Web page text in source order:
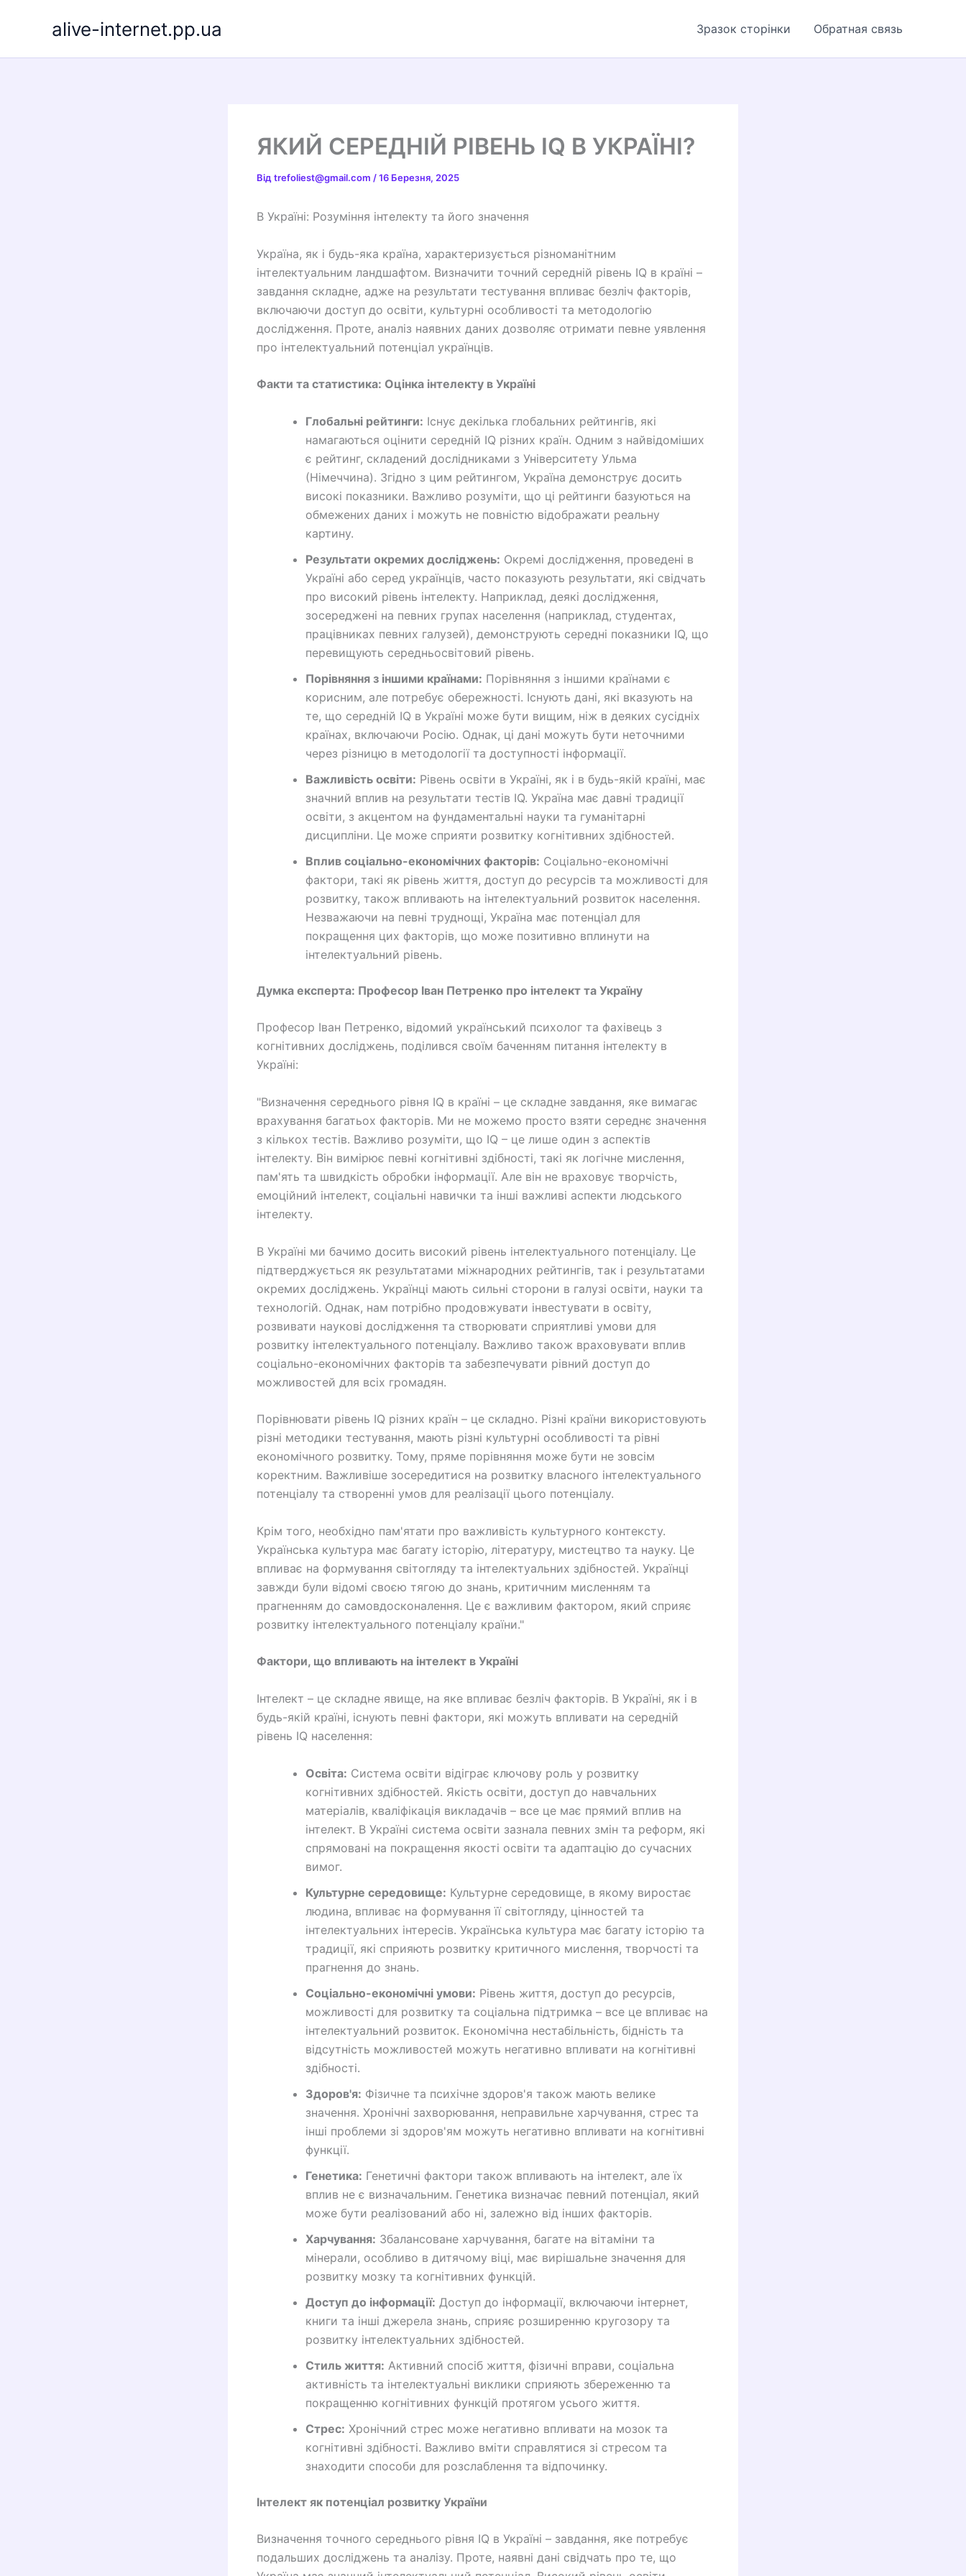
alive-internet.pp.ua Зразок сторінки Обратная связь
ЯКИЙ СЕРЕДНІЙ РІВЕНЬ IQ В УКРАЇНІ?
Від trefoliest@gmail.com /16 Березня, 2025
В Україні: Розуміння інтелекту та його значення
Україна, як і будь-яка країна, характеризується різноманітним
інтелектуальним ландшафтом. Визначити точний середній рівень IQ в країні –
завдання складне, адже на результати тестування впливає безліч факторів,
включаючи доступ до освіти, культурні особливості та методологію
дослідження. Проте, аналіз наявних даних дозволяє отримати певне уявлення
про інтелектуальний потенціал українців.
Факти та статистика: Оцінка інтелекту в Україні
Глобальні рейтинги: Існує декілька глобальних рейтингів, які
намагаються оцінити середній IQ різних країн. Одним з найвідоміших
є рейтинг, складений дослідниками з Університету Ульма
(Німеччина). Згідно з цим рейтингом, Україна демонструє досить
високі показники. Важливо розуміти, що ці рейтинги базуються на
обмежених даних і можуть не повністю відображати реальну
картину.
Результати окремих досліджень: Окремі дослідження, проведені в
Україні або серед українців, часто показують результати, які свідчать
про високий рівень інтелекту. Наприклад, деякі дослідження,
зосереджені на певних групах населення (наприклад, студентах,
працівниках певних галузей), демонструють середні показники IQ, що
перевищують середньосвітовий рівень.
Порівняння з іншими країнами: Порівняння з іншими країнами є
корисним, але потребує обережності. Існують дані, які вказують на
те, що середній IQ в Україні може бути вищим, ніж в деяких сусідніх
країнах, включаючи Росію. Однак, ці дані можуть бути неточними
через різницю в методології та доступності інформації.
Важливість освіти: Рівень освіти в Україні, як і в будь-якій країні, має
значний вплив на результати тестів IQ. Україна має давні традиції
освіти, з акцентом на фундаментальні науки та гуманітарні
дисципліни. Це може сприяти розвитку когнітивних здібностей.
Вплив соціально-економічних факторів: Соціально-економічні
фактори, такі як рівень життя, доступ до ресурсів та можливості для
розвитку, також впливають на інтелектуальний розвиток населення.
Незважаючи на певні труднощі, Україна має потенціал для
покращення цих факторів, що може позитивно вплинути на
інтелектуальний рівень.
Думка експерта: Професор Іван Петренко про інтелект та Україну
Професор Іван Петренко, відомий український психолог та фахівець з
когнітивних досліджень, поділився своїм баченням питання інтелекту в
Україні:
"Визначення середнього рівня IQ в країні – це складне завдання, яке вимагає
врахування багатьох факторів. Ми не можемо просто взяти середнє значення
з кількох тестів. Важливо розуміти, що IQ – це лише один з аспектів
інтелекту. Він вимірює певні когнітивні здібності, такі як логічне мислення,
пам'ять та швидкість обробки інформації. Але він не враховує творчість,
емоційний інтелект, соціальні навички та інші важливі аспекти людського
інтелекту.
В Україні ми бачимо досить високий рівень інтелектуального потенціалу. Це
підтверджується як результатами міжнародних рейтингів, так і результатами
окремих досліджень. Українці мають сильні сторони в галузі освіти, науки та
технологій. Однак, нам потрібно продовжувати інвестувати в освіту,
розвивати наукові дослідження та створювати сприятливі умови для
розвитку інтелектуального потенціалу. Важливо також враховувати вплив
соціально-економічних факторів та забезпечувати рівний доступ до
можливостей для всіх громадян.
Порівнювати рівень IQ різних країн – це складно. Різні країни використовують
різні методики тестування, мають різні культурні особливості та рівні
економічного розвитку. Тому, пряме порівняння може бути не зовсім
коректним. Важливіше зосередитися на розвитку власного інтелектуального
потенціалу та створенні умов для реалізації цього потенціалу.
Крім того, необхідно пам'ятати про важливість культурного контексту.
Українська культура має багату історію, літературу, мистецтво та науку. Це
впливає на формування світогляду та інтелектуальних здібностей. Українці
завжди були відомі своєю тягою до знань, критичним мисленням та
прагненням до самовдосконалення. Це є важливим фактором, який сприяє
розвитку інтелектуального потенціалу країни."
Фактори, що впливають на інтелект в Україні
Інтелект – це складне явище, на яке впливає безліч факторів. В Україні, як і в
будь-якій країні, існують певні фактори, які можуть впливати на середній
рівень IQ населення:
Освіта: Система освіти відіграє ключову роль у розвитку
когнітивних здібностей. Якість освіти, доступ до навчальних
матеріалів, кваліфікація викладачів – все це має прямий вплив на
інтелект. В Україні система освіти зазнала певних змін та реформ, які
спрямовані на покращення якості освіти та адаптацію до сучасних
вимог.
Культурне середовище: Культурне середовище, в якому виростає
людина, впливає на формування її світогляду, цінностей та
інтелектуальних інтересів. Українська культура має багату історію та
традиції, які сприяють розвитку критичного мислення, творчості та
прагнення до знань.
Соціально-економічні умови: Рівень життя, доступ до ресурсів,
можливості для розвитку та соціальна підтримка – все це впливає на
інтелектуальний розвиток. Економічна нестабільність, бідність та
відсутність можливостей можуть негативно впливати на когнітивні
здібності.
Здоров'я: Фізичне та психічне здоров'я також мають велике
значення. Хронічні захворювання, неправильне харчування, стрес та
інші проблеми зі здоров'ям можуть негативно впливати на когнітивні
функції.
Генетика: Генетичні фактори також впливають на інтелект, але їх
вплив не є визначальним. Генетика визначає певний потенціал, який
може бути реалізований або ні, залежно від інших факторів.
Харчування: Збалансоване харчування, багате на вітаміни та
мінерали, особливо в дитячому віці, має вирішальне значення для
розвитку мозку та когнітивних функцій.
Доступ до інформації: Доступ до інформації, включаючи інтернет,
книги та інші джерела знань, сприяє розширенню кругозору та
розвитку інтелектуальних здібностей.
Стиль життя: Активний спосіб життя, фізичні вправи, соціальна
активність та інтелектуальні виклики сприяють збереженню та
покращенню когнітивних функцій протягом усього життя.
Стрес: Хронічний стрес може негативно впливати на мозок та
когнітивні здібності. Важливо вміти справлятися зі стресом та
знаходити способи для розслаблення та відпочинку.
Інтелект як потенціал розвитку України
Визначення точного середнього рівня IQ в Україні – завдання, яке потребує
подальших досліджень та аналізу. Проте, наявні дані свідчать про те, що